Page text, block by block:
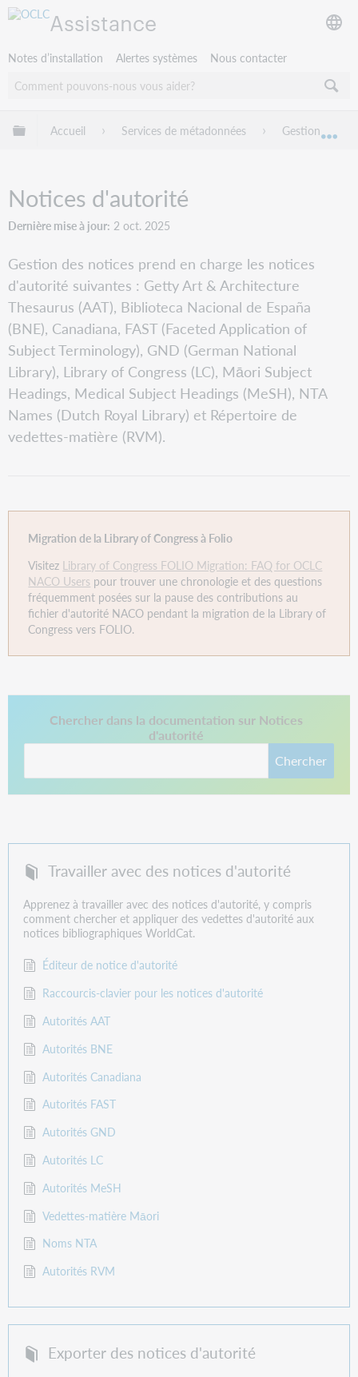
Assistance
Notes d’installation Alertes systèmes Nous contacter
Développer/réduire la hiérarchie globale
Accueil Services de métadonnées Gestion des
Notices d'autorité
Dernière mise à jour 2 oct. 2025
Gestion des notices prend en charge les notices
d'autorité suivantes : Getty Art & Architecture
Thesaurus (AAT), Biblioteca Nacional de España
(BNE), Canadiana, FAST (Faceted Application of
Subject Terminology), GND (German National
Library), Library of Congress (LC), Māori Subject
Headings, Medical Subject Headings (MeSH), NTA
Names (Dutch Royal Library) et Répertoire de
vedettes-matière (RVM).
Migration de la Library of Congress à Folio
Visitez Library of Congress FOLIO Migration: FAQ for OCLC
NACO Users pour trouver une chronologie et des questions
fréquemment posées sur la pause des contributions au
fichier d'autorité NACO pendant la migration de la Library of
Congress vers FOLIO.
Chercher dans la documentation sur Notices
d'autorité
Chercher
Ce lien s'ouvre dans un nouvel onglet.
Travailler avec des notices d'autorité
Apprenez à travailler avec des notices d'autorité, y compris
comment chercher et appliquer des vedettes d'autorité aux
notices bibliographiques WorldCat.
Éditeur de notice d'autorité
Raccourcis-clavier pour les notices d'autorité
Autorités AAT
Autorités BNE
Autorités Canadiana
Autorités FAST
Autorités GND
Autorités LC
Autorités MeSH
Vedettes-matière Māori
Noms NTA
Autorités RVM
Exporter des notices d'autorité